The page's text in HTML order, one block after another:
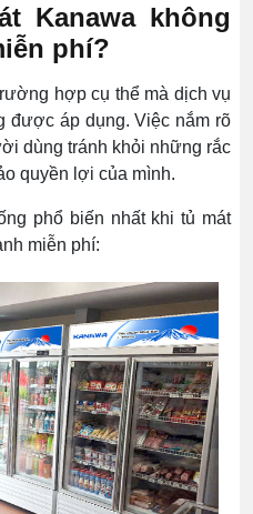
Kanawa không
phí?
hợp cụ thể mà dịch vụ
được áp dụng. Việc nắm rõ
dùng tránh khỏi những rắc
quyền lợi của mình.
phổ biến nhất khi tủ mát
miễn phí: